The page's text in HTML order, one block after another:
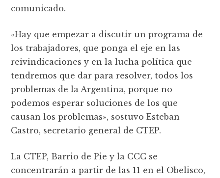
comunicado.
«Hay que empezar a discutir un programa de
los trabajadores, que ponga el eje en las
reivindicaciones y en la lucha política que
tendremos que dar para resolver, todos los
problemas de la Argentina, porque no
podemos esperar soluciones de los que
causan los problemas», sostuvo Esteban
Castro, secretario general de CTEP.
La CTEP, Barrio de Pie y la CCC se
concentrarán a partir de las 11 en el Obelisco,